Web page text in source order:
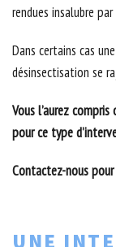
rendues insalubre
Dans certains cas
désinsectisation se
Vous l’aurez
pour ce type
Contactez-nous
UNE